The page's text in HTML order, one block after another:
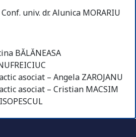
univ. dr. Alunica MORARIU
BĂLĂNEASA
asociat – Angela ZAROJANU
asociat – Cristian MACSIM